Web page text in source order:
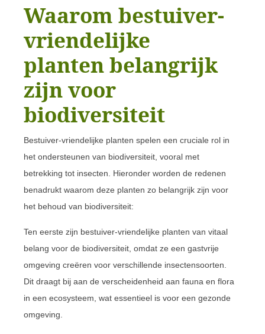
Waarom bestuiver-
vriendelijke
planten belangrijk
zijn voor
biodiversiteit
Bestuiver-vriendelijke planten spelen een cruciale rol in
het ondersteunen van biodiversiteit, vooral met
betrekking tot insecten. Hieronder worden de redenen
benadrukt waarom deze planten zo belangrijk zijn voor
het behoud van biodiversiteit:
Ten eerste zijn bestuiver-vriendelijke planten van vitaal
belang voor de biodiversiteit, omdat ze een gastvrije
omgeving creëren voor verschillende insectensoorten.
Dit draagt bij aan de verscheidenheid aan fauna en flora
in een ecosysteem, wat essentieel is voor een gezonde
omgeving.